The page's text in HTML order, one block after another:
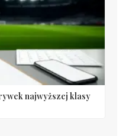
najwyższej klasy